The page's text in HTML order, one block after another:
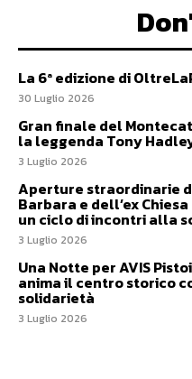
La 6ª edizione di
30 Luglio 2026
Gran finale del
la leggenda Tony
3 Luglio 2026
Aperture straordinarie
Barbara e dell’ex
un ciclo di incontri alla
3 Luglio 2026
Una Notte per AVIS
anima il centro storico
solidarietà
3 Luglio 2026